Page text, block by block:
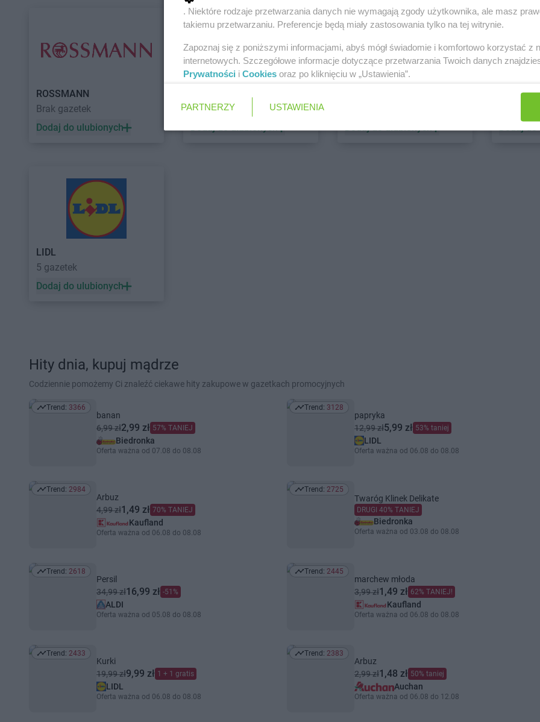
ROSSMANN
Brak gazetek
Dodaj do ulubionych
5 gazetek
Dodaj do ulubionych
Dodaj do ulubionych
Dodaj
LIDL
5 gazetek
Dodaj do ulubionych
Hity dnia, kupuj mądrze
Codziennie pomożemy Ci znaleźć ciekawe hity zakupowe w gazetkach promocyjnych
Trend: 3366
Trend: 3366
banan
6,99 zł2,99 zł 57% TANIEJ
Biedronka
Oferta ważna od 07.08 do 08.08
Trend: 3128
Trend: 3128
papryka
12,99 zł5,99 zł 53% taniej
LIDL
Oferta ważna od 06.08 do 08.08
Trend: 2984
Trend: 2984
Arbuz
4,99 zł1,49 zł 70% TANIEJ
Kaufland
Oferta ważna od 06.08 do 08.08
Trend: 2725
Trend: 2725
Twaróg Klinek Delikate
DRUGI 40% TANIEJ
Biedronka
Oferta ważna od 03.08 do 08.08
Trend: 2618
Trend: 2618
Persil
34,99 zł16,99 zł -51%
ALDI
Oferta ważna od 05.08 do 08.08
Trend: 2445
Trend: 2445
marchew młoda
3,99 zł1,49 zł 62% TANIEJ!
Kaufland
Oferta ważna od 06.08 do 08.08
Trend: 2433
Trend: 2433
Kurki
19,99 zł9,99 zł 1 + 1 gratis
LIDL
Oferta ważna od 06.08 do 08.08
Trend: 2383
Trend: 2383
Arbuz
2,99 zł1,48 zł 50% taniej
Auchan
Oferta ważna od 06.08 do 12.08
. Niektóre rodzaje przetwarzania danych nie wymagają zgody użytkownika, ale masz
takiemu przetwarzaniu. Preferencje będą miały zastosowania tylko na tej witrynie.
Zapoznaj się z poniższymi informacjami, abyś mógł świadomie i komfortowo korzystać z
internetowych. Szczegółowe informacje dotyczące przetwarzania Twoich danych
Prywatności i Cookies oraz po kliknięciu w „Ustawienia”.
PARTNERZY USTAWIENIA